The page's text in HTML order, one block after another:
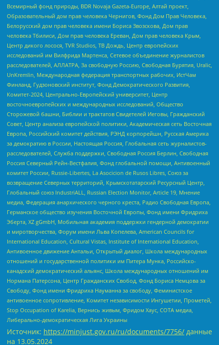
Всемирный фонд природы, BDR Novaja Gazeta-Europe, Алтай проект,
Образовательный дом прав человека Чернигов, Фонд Дом Прав Человека,
Белорусский дом прав человека имени Бориса Звозскова, Дом прав
человека Тбилиси, Дом прав человека Ереван, Дом прав человека Крым,
Центр дикого лосося, TVR Studios, ТВ Дождь, Центр европейских
исследований им Вилфрида Мартенса, Сетевое объединение журналистов
расследователей, АЛЛАТРА, За свободную Россию, Свободная Бурятия, Uralic,
UnKremlin, Международная федерация транспортных рабочих, ИстЧам
Финланд, Гудзоновский институт, Фонд Демократического Развития,
Комитет-2024, Центрально-Европейский университет, Центр
восточноевропейских и международных исследований, Общество
Сторожевой башни, Библии и трактатов Свидетелей Иеговы, Гражданский
Совет, Центр анализа европейской политики, Академическая сеть Восточная
Европа, Российский комитет действия, РЭНД корпорейшн, Русская Америка
за демократию в России, Настоящая Россия, Глобальная сеть журналистов-
расследователей, Служба поддержки, Свободная Россия Берлин, Свободная
Россия Северный Рейн-Вестфалия, Фонд глобальной помощи, Антивоенный
комитет России, Russie-Libertes, La Asocicion de Rusos Libres, Союз за
возвращение Северных территорий, Крымскотатарский Ресурсный Центр,
Глобальный союз IndustriALL, Russian Election Monitor, Article 19, Мнение
медиа, Федерация анархического черного креста, Радио Свободная Европа,
Германское общество изучения Восточной Европы, Фонд имени Фридриха
Эберта, XZ gGmbH, Мобильная академия поддержки гендерной демократии
и миротворчества, Форум имени Льва Копелева, American Councils for
International Education, Cultural Vistas, Institute of International Education,
Антивоенное движение Антальи, Открытый диалог, Школа международных
отношений и государственной политики им Питера Мунка, Российско-
канадский демократический альянс, Школа международных отношений им
Нормана Патерсона, Центр Гражданских Свобод, Фонд Бориса Немцова за
Свободу, Фонд имени Фридриха Науманна за свободу, Феминистское
антивоенное сопротивление, Комитет независимости Ингушетии, Прометей,
Stop Occupation of Karelia, Вернись живым, Фридом Хаус, СОТА медиа,
Либерально-демократическая Лига Украины
Источник: https://minjust.gov.ru/ru/documents/7756/ данные
на 13.05.2024